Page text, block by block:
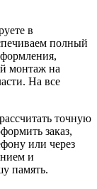
в
полный
монтаж на
На все
точную
заказ,
или через
и
память.